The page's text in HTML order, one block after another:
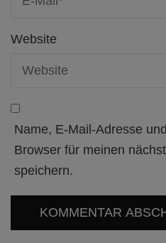
Website
Name, E-Mail-Adresse
Browser für meinen
speichern.